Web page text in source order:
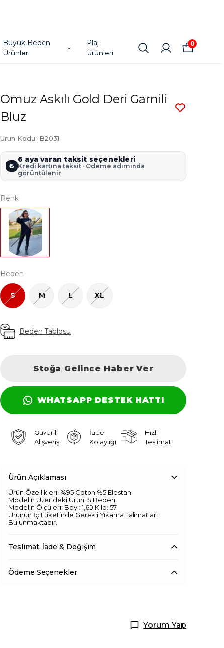
Büyük Beden
Ürünler
Plaj
Ürünleri
0
Omuz Askılı Gold Deri Garnili
Bluz
Ürün Kodu: B2031
₺
6 aya varan taksit seçenekleri
Kredi kartına taksit · Ödeme adımında
görüntülenir
Renk
Beden
S M L XL
Beden Tablosu
Stoğa Gelince Haber Ver
WHATSAPP DESTEK HATTI
Güvenli
Alışveriş
İade
Kolaylığı
Hızlı
Teslimat
Ürün Açıklaması
Ürün Özellikleri: %95 Coton %5 Elestan
Modelin Üzerideki Ürün: S Beden
Modelin Ölçüleri: Boy : 1,60 Kilo: 57
Ürünün İç Etiketinde Gerekli Yıkama Talimatları
Bulunmaktadır.
Teslimat, İade & Değişim
Ödeme Seçenekler
Yorum Yap